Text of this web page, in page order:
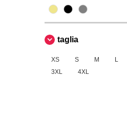
taglia
XS S M L
3XL
4XL